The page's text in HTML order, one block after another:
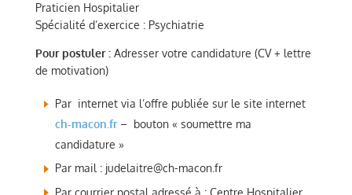
Praticien Hospitalier
Spécialité d’exercice : Psychiatrie
Pour postuler : Adresser votre candidature (CV + lettre
de motivation)
Par internet via l’offre publiée sur le site internet
ch-macon.fr– bouton « soumettre ma
candidature »
Par mail : judelaitre@ch-macon.fr
Par courrier postal adressé à : Centre Hospitalier